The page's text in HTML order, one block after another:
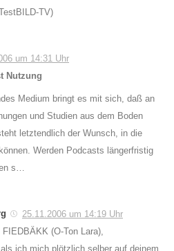
TV)
um 14:31 Uhr
Nutzung
Medium bringt es mit sich, daß an
und Studien aus dem Boden
letztendlich der Wunsch, in die
Werden Podcasts längerfristig
s…
25.11.2006 um 14:19 Uhr
(O-Ton Lara),
ich mich plötzlich selber auf deinem